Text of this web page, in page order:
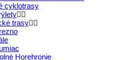
cyklotrasy
trasy
Horehronie